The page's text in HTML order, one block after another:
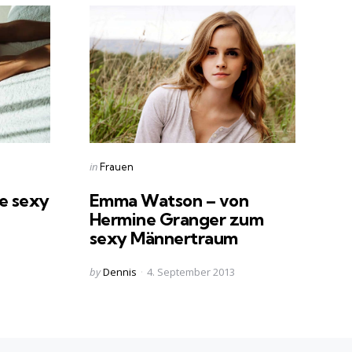
sexy
Categories
Posted
in Frauen
Emma Watson – von
Hermine Granger zum
sexy Männertraum
Posted
byDennis 4. September 2013